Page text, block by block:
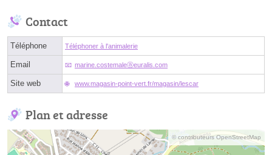
Contact
Téléphone Téléphoner à l'animalerie
Email marine.costemaleⓐeuralis.com
Site web www.magasin-point-vert.fr/magasin/lescar
Plan et adresse
© contributeurs OpenStreetMap